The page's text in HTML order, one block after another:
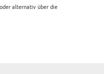
oder alternativ über die